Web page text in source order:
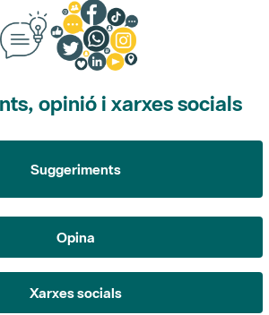
opinió i xarxes socials
Suggeriments
Opina
Xarxes socials